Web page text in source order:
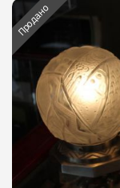
Продано